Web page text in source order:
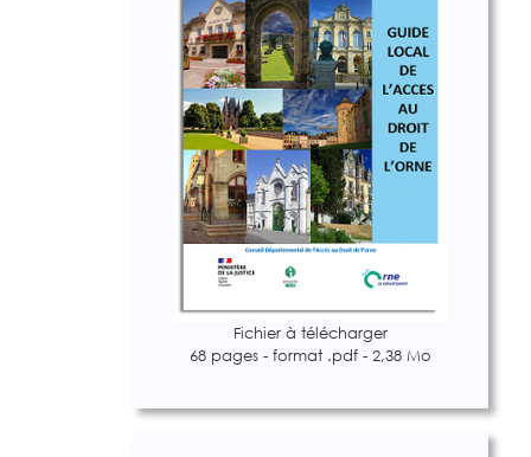
Fichier à télécharger
68 pages - format .pdf - 2,38 Mo